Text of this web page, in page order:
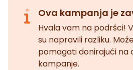
Ova kampanja je
Hvala vam na podršci!
su napravili razliku.
pomagati donirajući na
kampanje.